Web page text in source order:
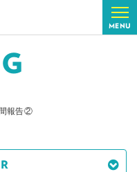
MENU
報告②